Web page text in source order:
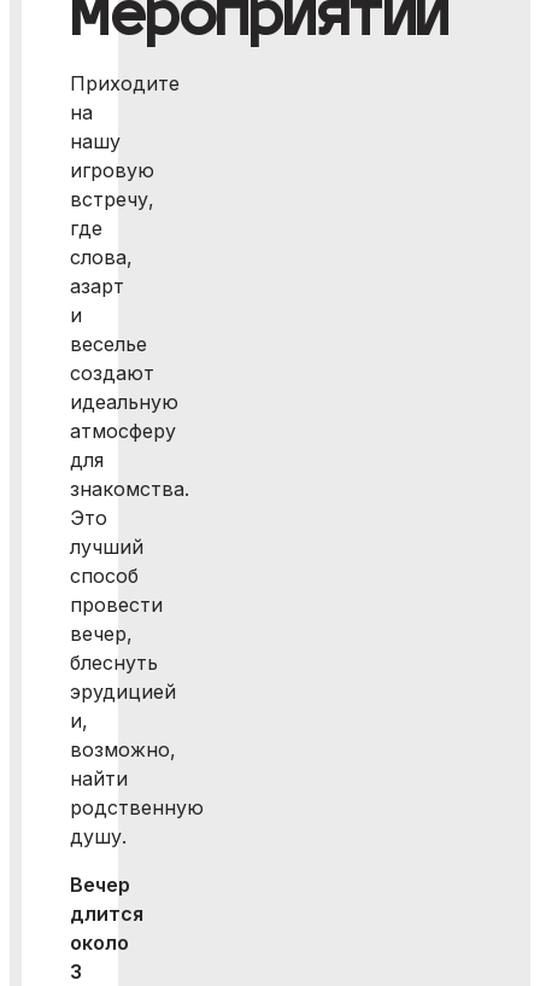
мероприятии
Приходите
на
нашу
игровую
встречу,
где
слова,
азарт
и
веселье
создают
идеальную
атмосферу
для
знакомства.
Это
лучший
способ
провести
вечер,
блеснуть
эрудицией
и,
возможно,
найти
родственную
душу.
Вечер
длится
около
3